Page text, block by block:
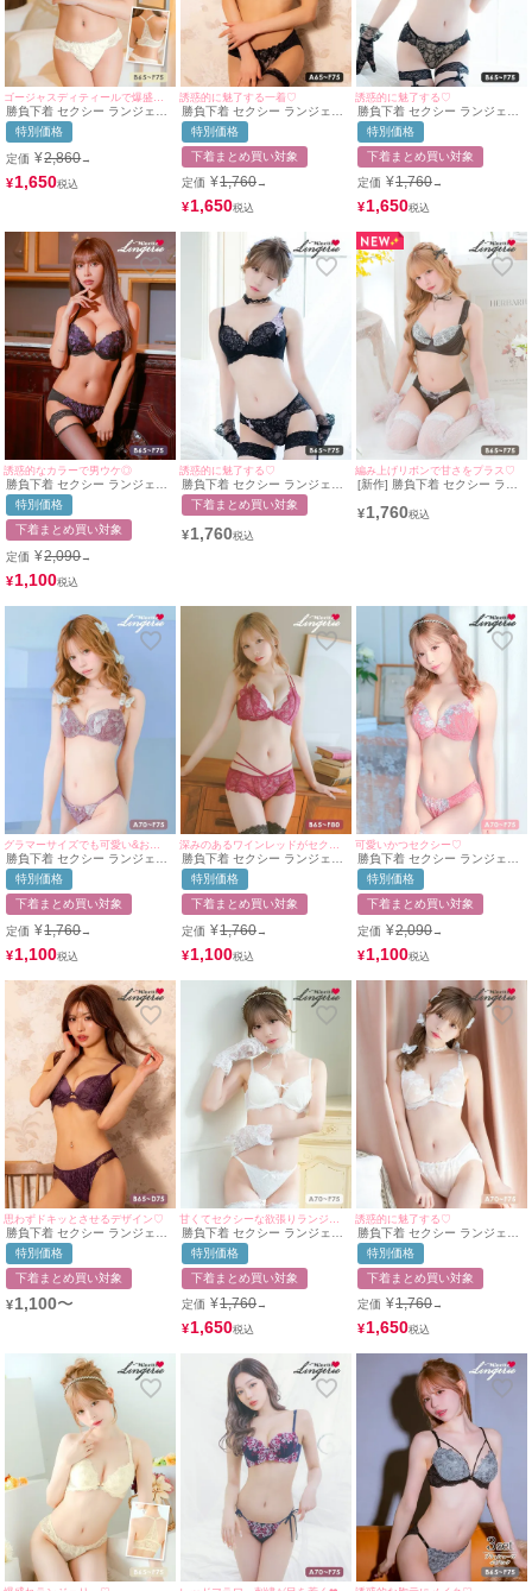
勝負下着 セクシー ランジェリ
ー エレガント フラワーレース
刺繍 チュールベール フロント
ホック ワイヤー ブラジャー T
バックショーツ 2点セット
特別価格
定価 ¥2,860→
¥1,650
誘惑的に魅了する一着♡
勝負下着 セクシー ランジェリ
ー ヌーディー フラワー刺繍 レ
ース 脇高 ワイヤー ブラジャー
ショーツ 2点セット
特別価格
下着まとめ買い対象
定価 ¥1,760→
¥1,650
誘惑的に魅了する♡
勝負下着 セクシー ランジェリ
ー ヌーディー 刺繍 レース ブ
ラック 黒 脇高 ブラジャー シ
ョーツ 2点セット
特別価格
下着まとめ買い対象
定価 ¥1,760→
¥1,650
誘惑的なカラーで男ウケ◎
勝負下着 セクシー ランジェリ
ー ゴージャスフラワー 刺繍 レ
ース ワイヤー ブラジャー ショ
ーツ 2点セット
特別価格
下着まとめ買い対象
定価 ¥2,090→
¥1,100
誘惑的に魅了する♡
勝負下着 セクシー ランジェリ
ー アップリケ 刺繍 レース ワ
イヤー ブラジャー ショーツ 2
下着まとめ買い対象
¥1,760
編み上げリボンで甘さをプラス♡
[新作] 勝負下着 セクシー ラン
ス リボン ブラック 黒 ソフト
ワイヤー ブラジャー ショーツ
¥1,760
勝負下着 セクシー ランジェリ
ー 谷間クロスデザイン ボタニ
カル 刺繍 レース ワイヤー 脇
高 グラマーカップ ブラジャー
ショーツ 2点セット
特別価格
下着まとめ買い対象
定価 ¥1,760→
¥1,100
勝負下着 セクシー ランジェリ
ーヌーディーカラー×エレガン
トフラワーレースコードカップ
ブラジャー＆ダブルラインショ
ーツ2点セット
特別価格
下着まとめ買い対象
定価 ¥1,760→
¥1,100
可愛いかつセクシー♡
勝負下着 セクシー ランジェリ
ー ゴージャスフラワーレース
ブラジャー＆ショーツ2点セッ
ト
特別価格
下着まとめ買い対象
定価 ¥2,090→
¥1,100
思わずドキッとさせるデザイン♡
勝負下着 セクシー ランジェリ
ー アイラッシュレース レイヤ
ード フロントカットアウト 脇
高 ワイヤー ブラジャー ショー
ツ 2点セット
特別価格
下着まとめ買い対象
¥1,100〜
勝負下着 セクシー ランジェリ
ー レース リボン ブラジャー
ショーツ 下着 2点セット
特別価格
下着まとめ買い対象
定価 ¥1,760→
¥1,650
誘惑的に魅了する♡
勝負下着 セクシー ランジェリ
ー ヌーディー フラワー レース
刺繍 白 脇高 ブラジャー ショ
ーツ 2点セット
特別価格
下着まとめ買い対象
定価 ¥1,760→
¥1,650